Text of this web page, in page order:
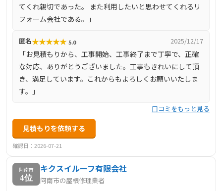
てくれ親切であった。 また利用したいと思わせてくれるリ
フォーム会社である。」
匿名★★★★★ 5.0 2025/12/17
「お見積もりから、工事開始、工事終了まで丁寧で、正確
な対応、ありがとうございました。工事もきれいにして頂
き、満足しています。これからもよろしくお願いいたしま
す。」
口コミをもっと見る
見積もりを依頼する
確認日：2026-07-21
阿南市
4位
キクスイルーフ有限会社
阿南市の屋根修理業者